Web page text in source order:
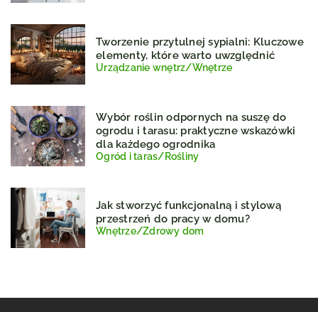
Tworzenie przytulnej sypialni: Kluczowe
elementy, które warto uwzględnić
Urządzanie wnętrz/Wnętrze
Wybór roślin odpornych na suszę do
ogrodu i tarasu: praktyczne wskazówki
dla każdego ogrodnika
Ogród i taras/Rośliny
Jak stworzyć funkcjonalną i stylową
przestrzeń do pracy w domu?
Wnętrze/Zdrowy dom